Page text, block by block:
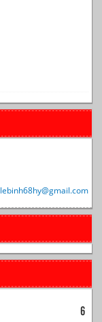
lebinh68hy@gmail.com
6